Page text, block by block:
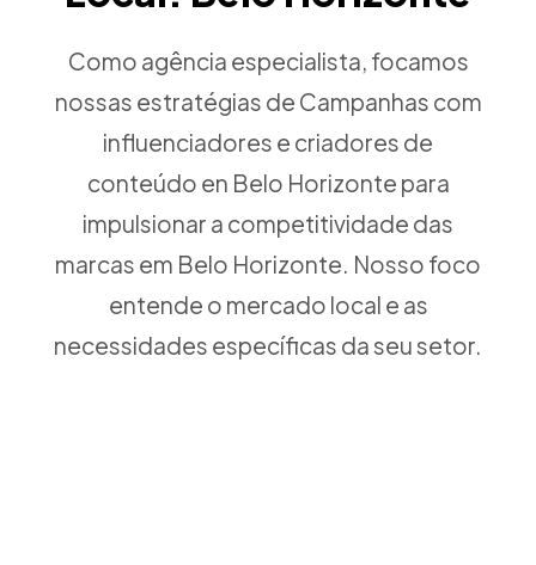
Como agência especialista, focamos
nossas estratégias de Campanhas com
influenciadores e criadores de
conteúdo en Belo Horizonte para
impulsionar a competitividade das
marcas em Belo Horizonte. Nosso foco
entende o mercado local e as
necessidades específicas da seu setor.